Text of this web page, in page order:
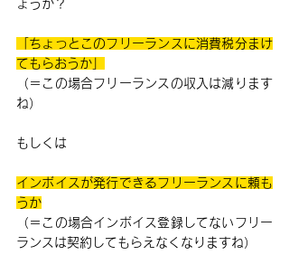
ょうか？
「ちょっとこのフリーランスに消費税分まけ
てもらおうか」
（＝この場合フリーランスの収入は減ります
ね）
もしくは
インボイスが発行できるフリーランスに頼も
うか
（＝この場合インボイス登録してないフリー
ランスは契約してもらえなくなりますね）